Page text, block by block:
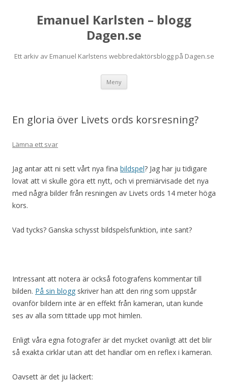
Emanuel Karlsten – blogg
Dagen.se
Ett arkiv av Emanuel Karlstens webbredaktörsblogg på Dagen.se
Meny
En gloria över Livets ords korsresning?
Lämna ett svar
Jag antar att ni sett vårt nya fina bildspel? Jag har ju tidigare
lovat att vi skulle göra ett nytt, och vi premiärvisade det nya
med några bilder från resningen av Livets ords 14 meter höga
kors.
Vad tycks? Ganska schysst bildspelsfunktion, inte sant?
Intressant att notera är också fotografens kommentar till
bilden. På sin blogg skriver han att den ring som uppstår
ovanför bildern inte är en effekt från kameran, utan kunde
ses av alla som tittade upp mot himlen.
Enligt våra egna fotografer är det mycket ovanligt att det blir
så exakta cirklar utan att det handlar om en reflex i kameran.
Oavsett är det ju läckert: